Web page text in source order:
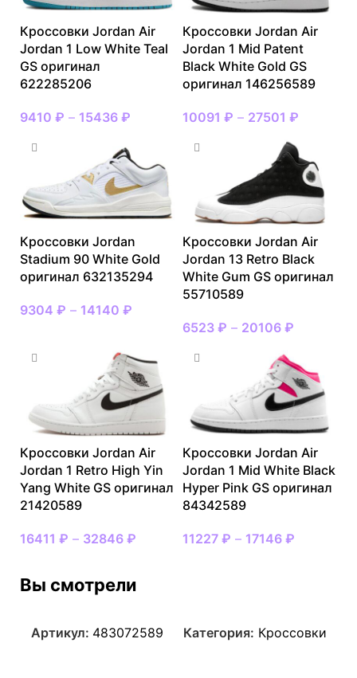
Кроссовки Jordan Air
Jordan 1 Low White Teal
GS оригинал
622285206
9410 ₽ – 15436 ₽
Кроссовки Jordan Air
Jordan 1 Mid Patent
Black White Gold GS
оригинал 146256589
10091 ₽ – 27501 ₽
Кроссовки Jordan
Stadium 90 White Gold
оригинал 632135294
9304 ₽ – 14140 ₽
Кроссовки Jordan Air
Jordan 13 Retro Black
White Gum GS оригинал
55710589
6523 ₽ – 20106 ₽
Кроссовки Jordan Air
Jordan 1 Retro High Yin
Yang White GS оригинал
21420589
16411 ₽ – 32846 ₽
Кроссовки Jordan Air
Jordan 1 Mid White Black
Hyper Pink GS оригинал
84342589
11227 ₽ – 17146 ₽
Вы смотрели
Артикул: 483072589 Категория: Кроссовки